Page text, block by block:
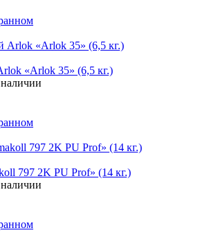
«Arlok 35» (6,5 кг.)
797 2K PU Prof» (14 кг.)